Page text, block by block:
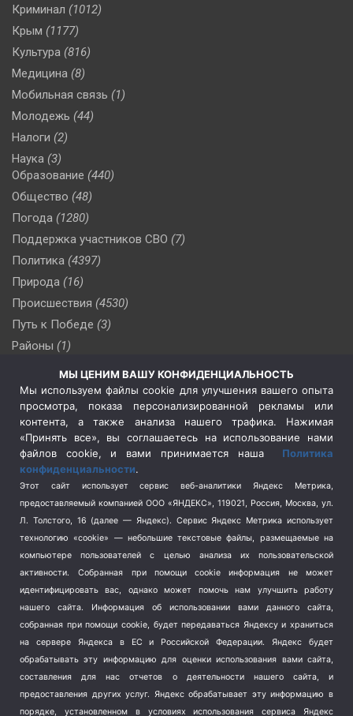
Криминал (1012)
Крым (1177)
Культура (816)
Медицина (8)
Мобильная связь (1)
Молодежь (44)
Налоги (2)
Наука (3)
Образование (440)
Общество (48)
Погода (1280)
Поддержка участников СВО (7)
Политика (4397)
Природа (16)
Происшествия (4530)
Путь к Победе (3)
Районы (1)
(510)
Сельское хозяйство (3)
Социальная политика
(3)
Спецоперация в Украине
Спецоперация на Украине
(404)
Спорт (740)
Терроризм (1)
Транспорт (262)
Туризм (178)
Школа и спорт (2)
Экология (8)
Экономика (1172)
МЫ ЦЕНИМ ВАШУ КОНФИДЕНЦИАЛЬНОСТЬ
Мы используем файлы cookie для улучшения вашего опыта
просмотра, показа персонализированной рекламы или
контента, а также анализа нашего трафика. Нажимая
«Принять все», вы соглашаетесь на использование нами
файлов cookie, и вами принимается наша Политика
конфиденциальности.
Этот сайт использует сервис веб-аналитики Яндекс Метрика,
предоставляемый компанией ООО «ЯНДЕКС», 119021, Россия, Москва, ул.
Л. Толстого, 16 (далее — Яндекс). Сервис Яндекс Метрика использует
технологию «cookie» — небольшие текстовые файлы, размещаемые на
компьютере пользователей с целью анализа их пользовательской
активности.
Собранная при помощи cookie информация не может
идентифицировать вас, однако может помочь нам улучшить работу
нашего сайта. Информация об использовании вами данного сайта,
собранная при помощи cookie, будет передаваться Яндексу и храниться
на сервере Яндекса в ЕС и Российской Федерации. Яндекс будет
обрабатывать эту информацию для оценки использования вами сайта,
составления для нас отчетов о деятельности нашего сайта, и
предоставления других услуг. Яндекс обрабатывает эту информацию в
порядке, установленном в условиях использования сервиса Яндекс